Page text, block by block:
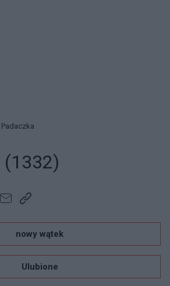
Padaczka
(1332)
nowy wątek
Ulubione